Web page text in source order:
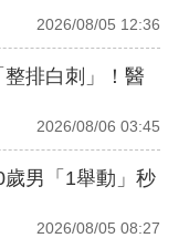
2026/08/05 12:36
排白刺」！醫
2026/08/06 03:45
男「1舉動」秒
2026/08/05 08:27